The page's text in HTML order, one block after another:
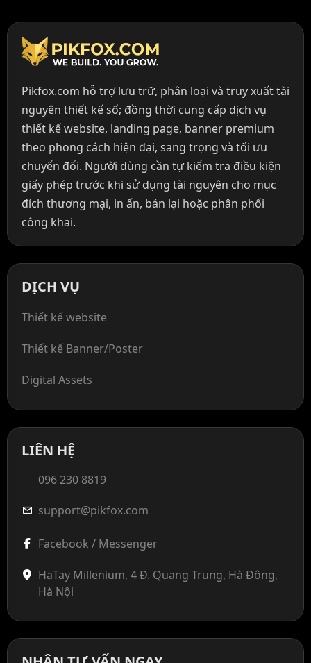
Pikfox.com hỗ trợ lưu trữ, phân loại và truy xuất tài
nguyên thiết kế số; đồng thời cung cấp dịch vụ
thiết kế website, landing page, banner premium
theo phong cách hiện đại, sang trọng và tối ưu
chuyển đổi. Người dùng cần tự kiểm tra điều kiện
giấy phép trước khi sử dụng tài nguyên cho mục
đích thương mại, in ấn, bán lại hoặc phân phối
công khai.
DỊCH VỤ
Thiết kế website
Thiết kế Banner/Poster
Digital Assets
LIÊN HỆ
096 230 8819
mail support@pikfox.com
Facebook / Messenger
HaTay Millenium, 4 Đ. Quang Trung, Hà Đông,
Hà Nội